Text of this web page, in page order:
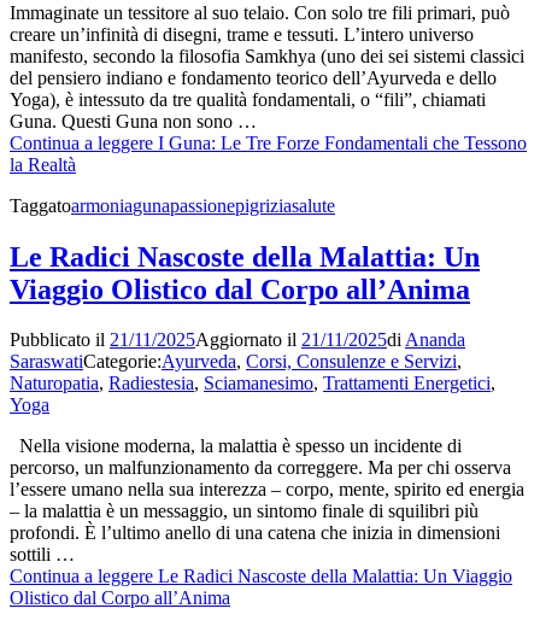
Immaginate un tessitore al suo telaio. Con solo tre fili primari, può
creare un’infinità di disegni, trame e tessuti. L’intero universo
manifesto, secondo la filosofia Samkhya (uno dei sei sistemi classici
del pensiero indiano e fondamento teorico dell’Ayurveda e dello
Yoga), è intessuto da tre qualità fondamentali, o “fili”, chiamati
Guna. Questi Guna non sono …
Continua a leggere I Guna: Le Tre Forze Fondamentali che Tessono
la Realtà
Taggatoarmoniagunapassionepigriziasalute
Le Radici Nascoste della Malattia: Un
Viaggio Olistico dal Corpo all’Anima
Pubblicato il 21/11/2025Aggiornato il 21/11/2025diAnanda
SaraswatiCategorie:Ayurveda, Corsi, Consulenze e Servizi,
Naturopatia, Radiestesia, Sciamanesimo, Trattamenti Energetici,
Yoga
Nella visione moderna, la malattia è spesso un incidente di
percorso, un malfunzionamento da correggere. Ma per chi osserva
l’essere umano nella sua interezza – corpo, mente, spirito ed energia
– la malattia è un messaggio, un sintomo finale di squilibri più
profondi. È l’ultimo anello di una catena che inizia in dimensioni
sottili …
Continua a leggere Le Radici Nascoste della Malattia: Un Viaggio
Olistico dal Corpo all’Anima